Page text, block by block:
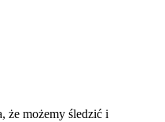
że możemy śledzić i